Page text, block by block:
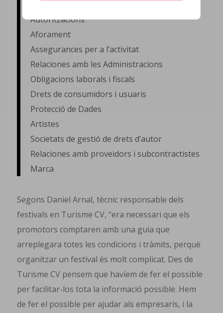
Autoritzacions
Aforament
Assegurances per a l’activitat
Relaciones amb les Administracions
Obligacions laborals i fiscals
Drets de consumidors i usuaris
Protecció de Dades
Artistes
Societats de gestió de drets d’autor
Relaciones amb proveïdors i subcontractistes
Marca
Segons Daniel Arnal, tècnic responsable dels
festivals en Turisme CV, “era necessari que els
promotors comptaren amb una guia que
arreplegara totes les condicions i tràmits, perquè
organitzar un festival és molt complicat. Des de
Turisme CV pensem que havíem de fer el possible
per facilitar-los tota la informació possible. Hem
de fer el possible per ajudar als empresaris, i la